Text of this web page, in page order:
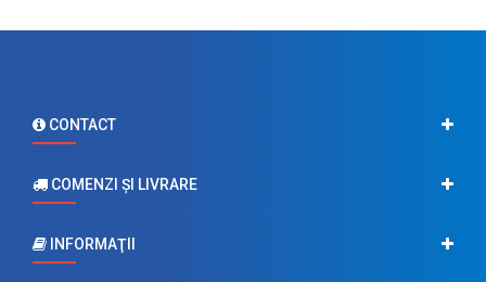
CONTACT
COMENZI ŞI LIVRARE
INFORMAŢII